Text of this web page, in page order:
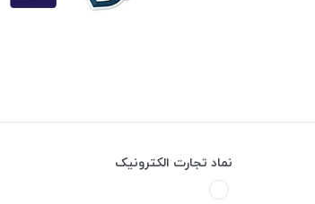
نماد تجارت الکترونیک